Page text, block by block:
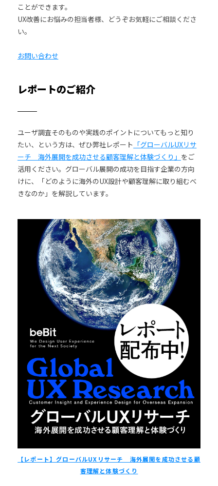
ことができます。
UX改善にお悩みの担当者様、どうぞお気軽にご相談くださ
い。
お問い合わせ
レポートのご紹介
ユーザ調査そのものや実践のポイントについてもっと知り
たい、という方は、ぜひ弊社レポート 「グローバルUXリサ
ーチ 海外展開を成功させる顧客理解と体験づくり」 をご
活用ください。グローバル展開の成功を目指す企業の方向
けに、「どのように海外のUX設計や顧客理解に取り組むべ
きなのか」を解説しています。
【レポート】グローバルUXリサーチ 海外展開を成功させる顧
客理解と体験づくり